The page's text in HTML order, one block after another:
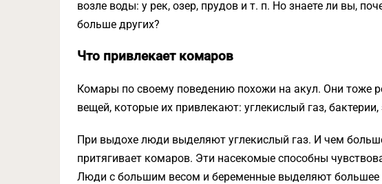
возле воды: у рек, озер, прудов и т. п. Но знаете ли вы,
больше других?
Что привлекает комаров
Комары по своему поведению похожи на акул. Они тоже
вещей, которые их привлекают: углекислый газ, бактерии,
При выдохе люди выделяют углекислый газ. И чем
притягивает комаров. Эти насекомые способны
Люди с большим весом и беременные выделяют большее